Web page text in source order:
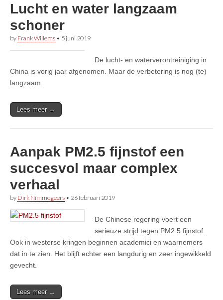
Lucht en water langzaam
schoner
by Frank Willems • 5 juni 2019
De lucht- en waterverontreiniging in
China is vorig jaar afgenomen. Maar de verbetering is nog (te)
langzaam.
Lees meer →
Aanpak PM2.5 fijnstof een
succesvol maar complex
verhaal
by Dirk Nimmegeers • 26 februari 2019
De Chinese regering voert een
serieuze strijd tegen PM2.5 fijnstof.
Ook in westerse kringen beginnen academici en waarnemers
dat in te zien. Het blijft echter een langdurig en zeer ingewikkeld
gevecht.
Lees meer →